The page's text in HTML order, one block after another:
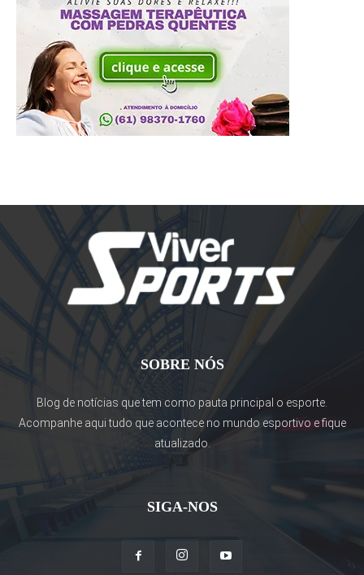
SOBRE NÓS
Blog de notícias que tem como pauta principal o esporte.
Acompanhe aqui tudo que acontece no mundo esportivo e fique
atualizado.
SIGA-NOS